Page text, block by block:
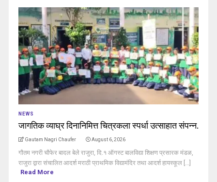
NEWS
जागतिक व्याघ्र दिनानिमित्त चित्रकला स्पर्धा उत्साहात संपन्न.
Gautam Nagri Chaufer August 6, 2026
गौतम नगरी चौफेर बादल बेले राजुरा, दि.१ ऑगस्ट बालविद्या शिक्षण प्रसारक मंडळ,
राजुरा द्वारा संचालित आदर्श मराठी प्राथमिक विद्यामंदिर तथा आदर्श हायस्कूल [...]
Read More